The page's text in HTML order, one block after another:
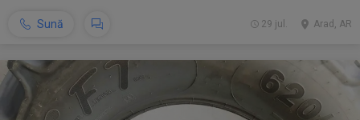
Sună Arad, AR
29 jul.